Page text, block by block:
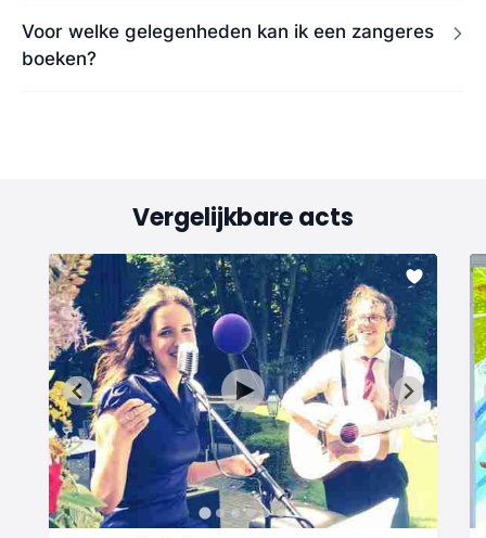
Voor welke gelegenheden kan ik een zangeres
boeken?
Vergelijkbare acts